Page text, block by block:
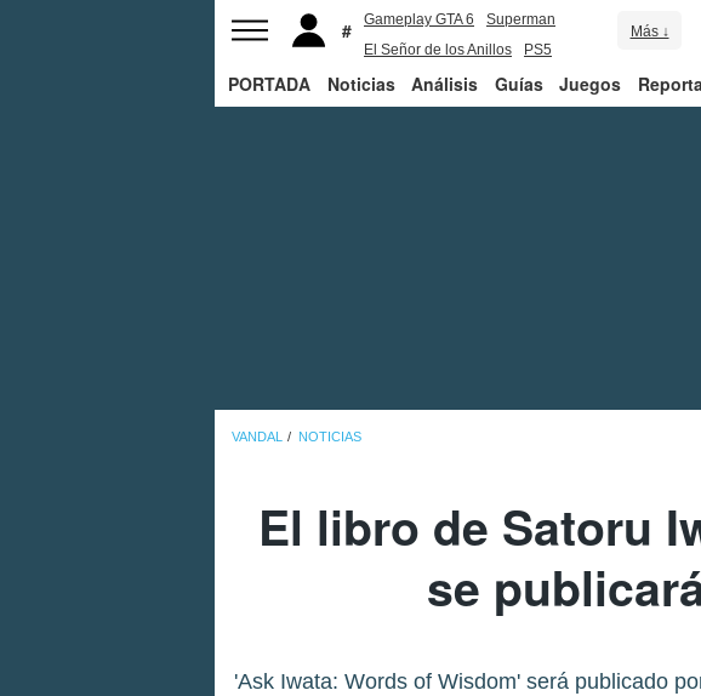
Gameplay GTA 6
Superman
El Señor de los Anillos
PS5
Más ↓
PORTADA Noticias Análisis Guías Juegos
VANDAL NOTICIAS
El libro de Satoru
se
'Ask Iwata: Words of Wisdom' será publicado